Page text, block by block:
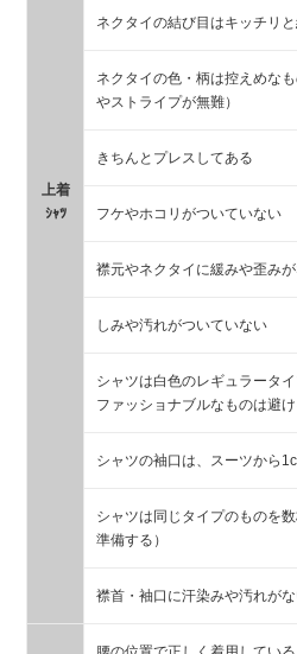
上着
ｼｬﾂ
ネクタイの結び目はキッチリ
ネクタイの色・柄は控えめな
やストライプが無難）
きちんとプレスしてある
フケやホコリがついていない
襟元やネクタイに緩みや歪み
しみや汚れがついていない
シャツは白色のレギュラータ
ファッショナブルなものは避け
シャツの袖口は、スーツから
シャツは同じタイプのものを
準備する）
襟首・袖口に汗染みや汚れが